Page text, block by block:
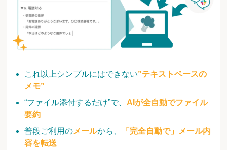
これ以上シンプルにはできない”テキストベースの
メモ”
“ファイル添付するだけ”で、 AIが全自動でファイル
要約
普段ご利用のメールから、
「完全自動で」メール内
容を転送